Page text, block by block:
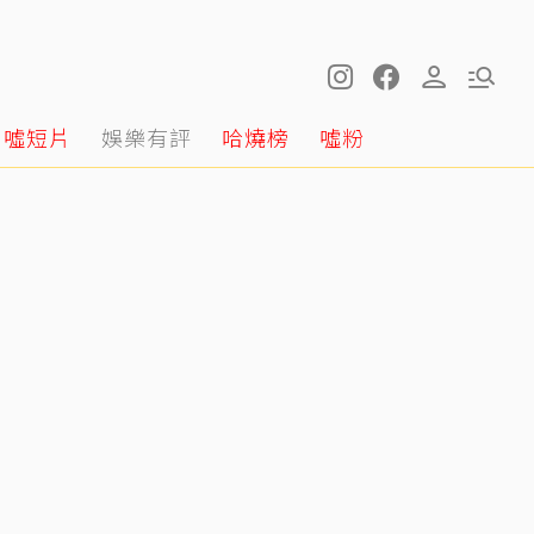
噓短片 娛樂有評 哈燒榜 噓粉